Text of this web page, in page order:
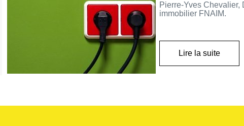
Pierre-Yves
immobilier FNAIM.
Lire la suite